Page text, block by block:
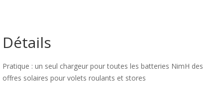
Détails
Pratique : un seul chargeur pour toutes les batteries NimH des
offres solaires pour volets roulants et stores